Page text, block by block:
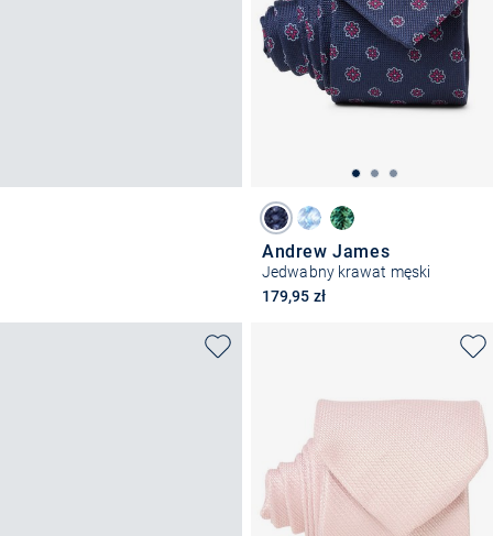
Andrew James
Jedwabny krawat męski
179,95 zł